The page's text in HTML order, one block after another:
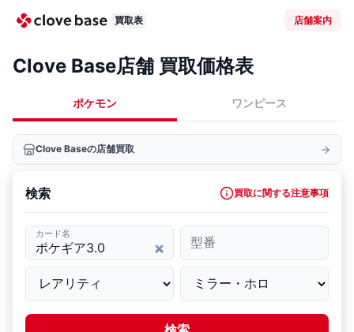
買取表 店舗案内
Clove Base店舗 買取価格表
ポケモン ワンピース
Clove Baseの店舗買取
検索 買取に関する注意事項
カード名
型番